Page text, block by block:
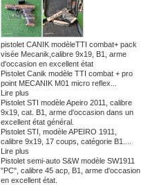
pistolet CANIK modèleTTI combat+ pack
visée Mecanik,calibre 9x19, B1, arme
d'occasion en excellent état
Pistolet Canik modèle TTI combat + pro
point MECANIK M01 micro reflex...
Lire plus
Pistolet STI modèle Apeiro 2011, calibre
9x19, cat. B1, arme d'occasion dans un
excellent état général.
Pistolet STI, modèle APEIRO 1911,
calibre 9x19, 17 coups, catégorie B1....
Lire plus
Pistolet semi-auto S&W modèle SW1911
"PC", calibre 45 acp, B1, arme d'occasion
en excellent état.